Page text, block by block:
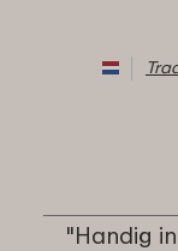
"Handig